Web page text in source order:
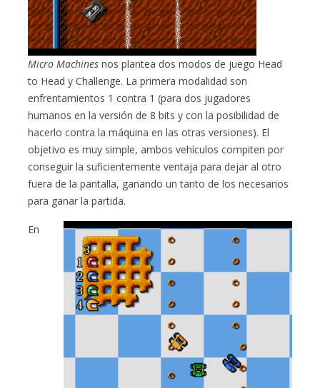
Micro Machines nos plantea dos modos de juego Head
to Head y Challenge. La primera modalidad son
enfrentamientos 1 contra 1 (para dos jugadores
humanos en la versión de 8 bits y con la posibilidad de
hacerlo contra la máquina en las otras versiones). El
objetivo es muy simple, ambos vehículos compiten por
conseguir la suficientemente ventaja para dejar al otro
fuera de la pantalla, ganando un tanto de los necesarios
para ganar la partida.
En